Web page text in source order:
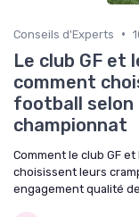
Conseils d'Experts •
Le club GF et
comment
football selon
championnat
Comment le club GF
choisissent leurs
engagement qualité